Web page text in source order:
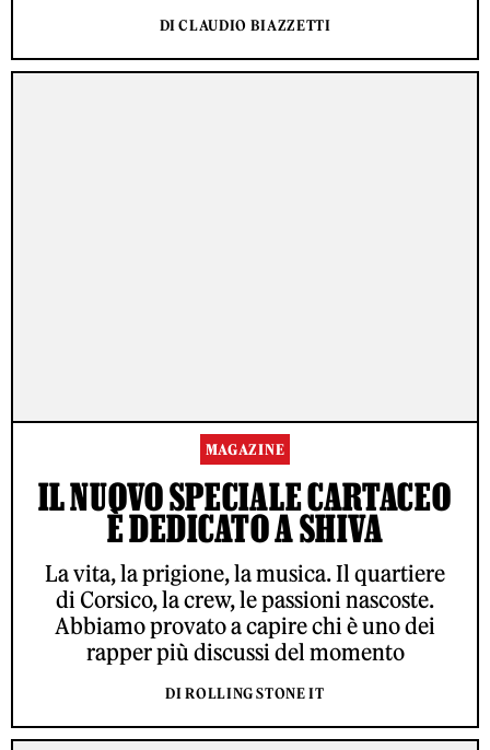
DI CLAUDIO BIAZZETTI
MAGAZINE
IL NUOVO SPECIALE CARTACEO
È DEDICATO A SHIVA
La vita, la prigione, la musica. Il quartiere
di Corsico, la crew, le passioni nascoste.
Abbiamo provato a capire chi è uno dei
rapper più discussi del momento
DI ROLLING STONE IT